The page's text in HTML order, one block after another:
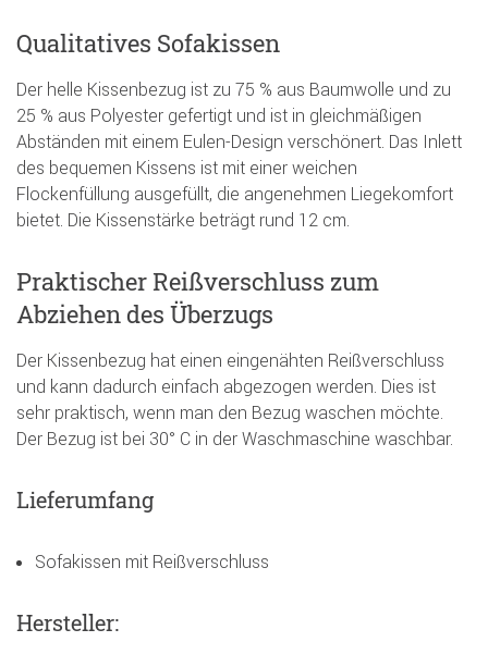
Qualitatives Sofakissen
Der helle Kissenbezug ist zu 75 % aus Baumwolle und zu
25 % aus Polyester gefertigt und ist in gleichmäßigen
Abständen mit einem Eulen-Design verschönert. Das Inlett
des bequemen Kissens ist mit einer weichen
Flockenfüllung ausgefüllt, die angenehmen Liegekomfort
bietet. Die Kissenstärke beträgt rund 12 cm.
Praktischer Reißverschluss zum
Abziehen des Überzugs
Der Kissenbezug hat einen eingenähten Reißverschluss
und kann dadurch einfach abgezogen werden. Dies ist
sehr praktisch, wenn man den Bezug waschen möchte.
Der Bezug ist bei 30° C in der Waschmaschine waschbar.
Lieferumfang
Sofakissen mit Reißverschluss
Hersteller: